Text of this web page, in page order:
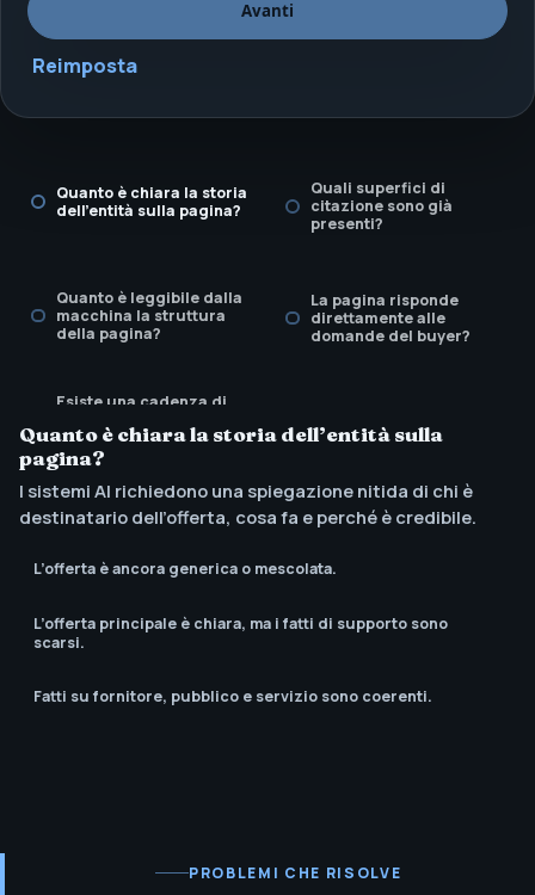
Avanti
Reimposta
Quanto è chiara la storia
dell’entità sulla pagina?
Quali superfici di
citazione sono già
presenti?
Quanto è leggibile dalla
macchina la struttura
della pagina?
La pagina risponde
direttamente alle
domande del buyer?
Esiste una cadenza di
freschezza e
affermazioni?
Quanto è chiara la storia dell’entità sulla
pagina?
I sistemi AI richiedono una spiegazione nitida di chi è
destinatario dell’offerta, cosa fa e perché è credibile.
L’offerta è ancora generica o mescolata.
L’offerta principale è chiara, ma i fatti di supporto sono
scarsi.
Fatti su fornitore, pubblico e servizio sono coerenti.
PROBLEMI CHE RISOLVE